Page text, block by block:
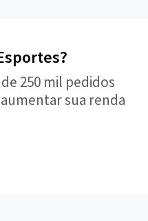
250 mil pedidos
sua renda